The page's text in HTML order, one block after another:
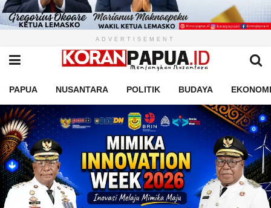
ADVERTISEMENT
PAPUA NUSANTARA POLITIK BUDAYA EKONOMI